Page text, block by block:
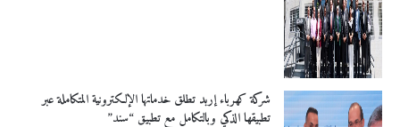
شركة كهرباء إربد تطلق خدماتها الإلكترونية المتكاملة عبر
تطبيقها الذكي وبالتكامل مع تطبيق “سند”